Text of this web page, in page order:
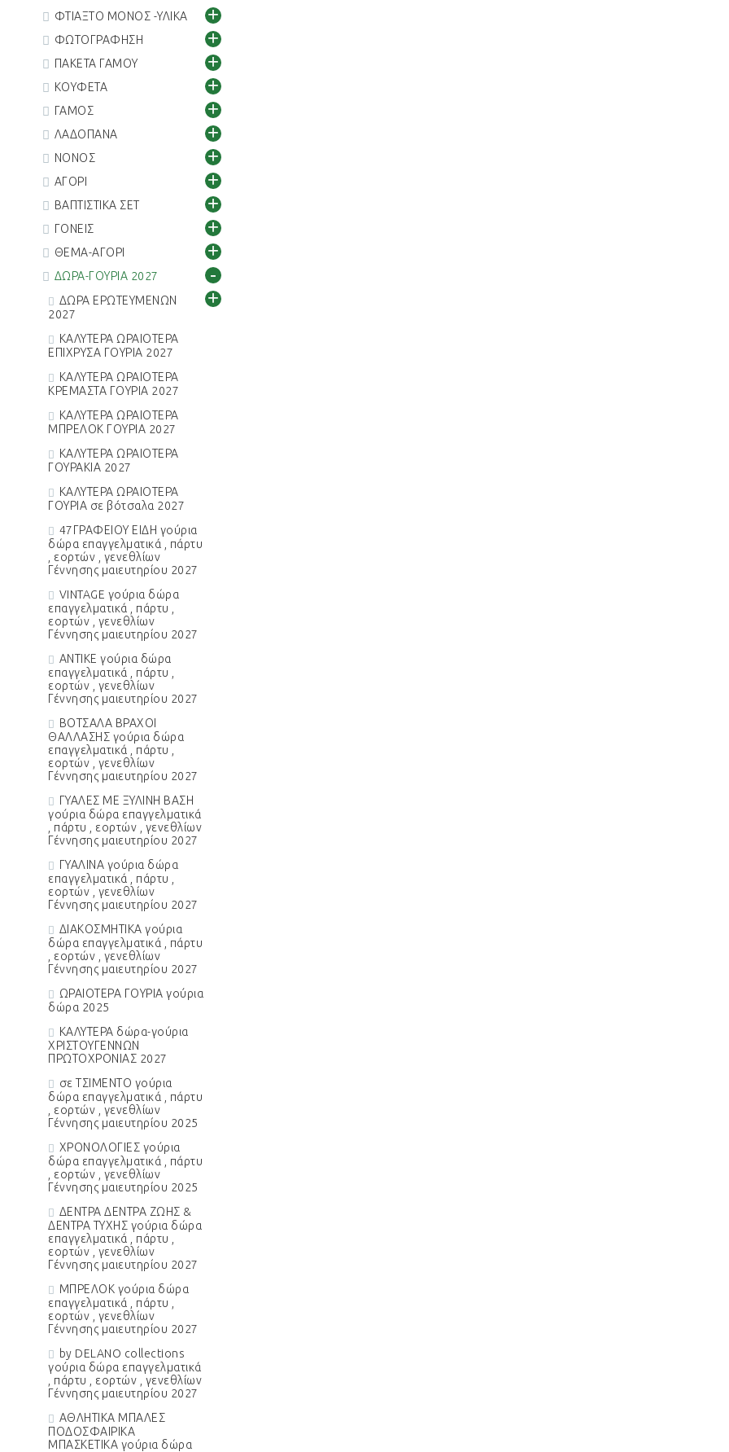
ΦΤΙΑΞΤΟ ΜΟΝΟΣ -ΥΛΙΚΑ
+
ΦΩΤΟΓΡΑΦΗΣΗ +
ΠΑΚΕΤΑ ΓΑΜΟΥ +
ΚΟΥΦΕΤΑ +
ΓΑΜΟΣ +
ΛΑΔΟΠΑΝΑ +
ΝΟΝΟΣ +
ΑΓΟΡΙ +
ΒΑΠΤΙΣΤΙΚΑ ΣΕΤ +
ΓΟΝΕΙΣ +
ΘΕΜΑ-ΑΓΟΡΙ +
ΔΩΡΑ-ΓΟΥΡΙΑ 2027 -
ΔΩΡΑ ΕΡΩΤΕΥΜΕΝΩΝ
2027
+
ΚΑΛΥΤΕΡΑ ΩΡΑΙΟΤΕΡΑ
ΕΠΙΧΡΥΣΑ ΓΟΥΡΙΑ 2027
ΚΑΛΥΤΕΡΑ ΩΡΑΙΟΤΕΡΑ
ΚΡΕΜΑΣΤΑ ΓΟΥΡΙΑ 2027
ΚΑΛΥΤΕΡΑ ΩΡΑΙΟΤΕΡΑ
ΜΠΡΕΛΟΚ ΓΟΥΡΙΑ 2027
ΚΑΛΥΤΕΡΑ ΩΡΑΙΟΤΕΡΑ
ΓΟΥΡΑΚΙΑ 2027
ΚΑΛΥΤΕΡΑ ΩΡΑΙΟΤΕΡΑ
ΓΟΥΡΙΑ σε βότσαλα 2027
47ΓΡΑΦΕΙΟΥ ΕΙΔΗ γούρια
δώρα επαγγελματικά , πάρτυ
, εορτών , γενεθλίων
Γέννησης μαιευτηρίου 2027
VINTAGE γούρια δώρα
επαγγελματικά , πάρτυ ,
εορτών , γενεθλίων
Γέννησης μαιευτηρίου 2027
ΑΝΤΙΚΕ γούρια δώρα
επαγγελματικά , πάρτυ ,
εορτών , γενεθλίων
Γέννησης μαιευτηρίου 2027
ΒΟΤΣΑΛΑ ΒΡΑΧΟΙ
ΘΑΛΛΑΣΗΣ γούρια δώρα
επαγγελματικά , πάρτυ ,
εορτών , γενεθλίων
Γέννησης μαιευτηρίου 2027
ΓΥΑΛΕΣ ΜΕ ΞΥΛΙΝΗ ΒΑΣΗ
γούρια δώρα επαγγελματικά
, πάρτυ , εορτών , γενεθλίων
Γέννησης μαιευτηρίου 2027
ΓΥΑΛΙΝΑ γούρια δώρα
επαγγελματικά , πάρτυ ,
εορτών , γενεθλίων
Γέννησης μαιευτηρίου 2027
ΔΙΑΚΟΣΜΗΤΙΚΑ γούρια
δώρα επαγγελματικά , πάρτυ
, εορτών , γενεθλίων
Γέννησης μαιευτηρίου 2027
ΩΡΑΙΟΤΕΡΑ ΓΟΥΡΙΑ γούρια
δώρα 2025
ΚΑΛΥΤΕΡΑ δώρα-γούρια
ΧΡΙΣΤΟΥΓΕΝΝΩΝ
ΠΡΩΤΟΧΡΟΝΙΑΣ 2027
σε ΤΣΙΜΕΝΤΟ γούρια
δώρα επαγγελματικά , πάρτυ
, εορτών , γενεθλίων
Γέννησης μαιευτηρίου 2025
ΧΡΟΝΟΛΟΓΙΕΣ γούρια
δώρα επαγγελματικά , πάρτυ
, εορτών , γενεθλίων
Γέννησης μαιευτηρίου 2025
ΔΕΝΤΡΑ ΔΕΝΤΡΑ ΖΩΗΣ &
ΔΕΝΤΡΑ ΤΥΧΗΣ γούρια δώρα
επαγγελματικά , πάρτυ ,
εορτών , γενεθλίων
Γέννησης μαιευτηρίου 2027
ΜΠΡΕΛΟΚ γούρια δώρα
επαγγελματικά , πάρτυ ,
εορτών , γενεθλίων
Γέννησης μαιευτηρίου 2027
by DELANO collections
γούρια δώρα επαγγελματικά
, πάρτυ , εορτών , γενεθλίων
Γέννησης μαιευτηρίου 2027
ΑΘΛΗΤΙΚΑ ΜΠΑΛΕΣ
ΠΟΔΟΣΦΑΙΡΙΚΑ
ΜΠΑΣΚΕΤΙΚΑ γούρια δώρα